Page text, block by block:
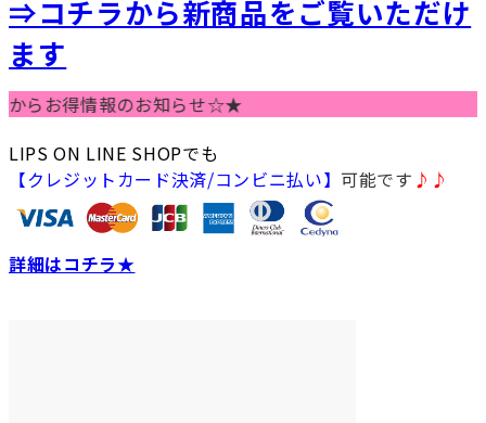
⇒コチラから新商品をご覧いただけ
ます
得情報のお知らせ☆★
LIPS ON LINE SHOPでも
【クレジットカード決済/コンビニ払い】 可能です ♪♪
詳細はコチラ★